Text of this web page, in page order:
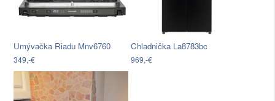
Umývačka Riadu Mnv6760
349,-€
Chladnička La8783bc
969,-€